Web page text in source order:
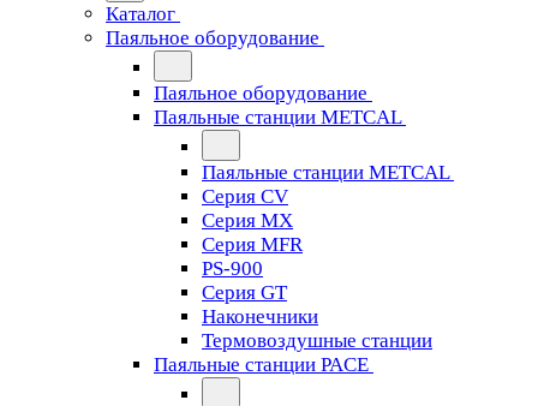
Каталог
Паяльное оборудование
Паяльное оборудование
Паяльные станции METCAL
Паяльные станции METCAL
Серия CV
Серия MX
Серия MFR
PS-900
Серия GT
Наконечники
Термовоздушные станции
Паяльные станции PACE